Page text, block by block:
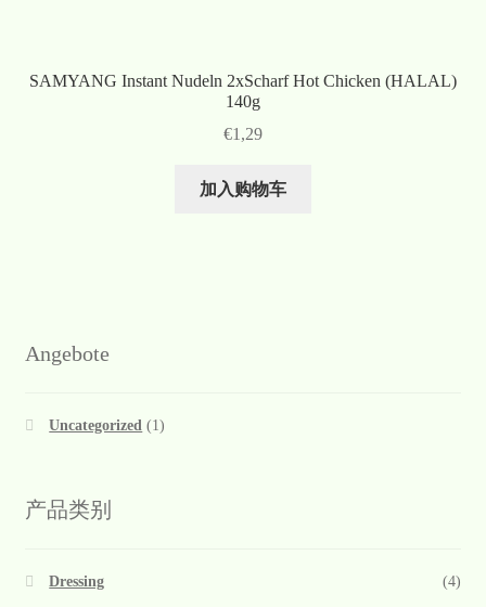
SAMYANG Instant Nudeln 2xScharf Hot Chicken (HALAL)
140g
€1,29
加入购物车
Angebote
Uncategorized (1)
产品类别
Dressing (4)